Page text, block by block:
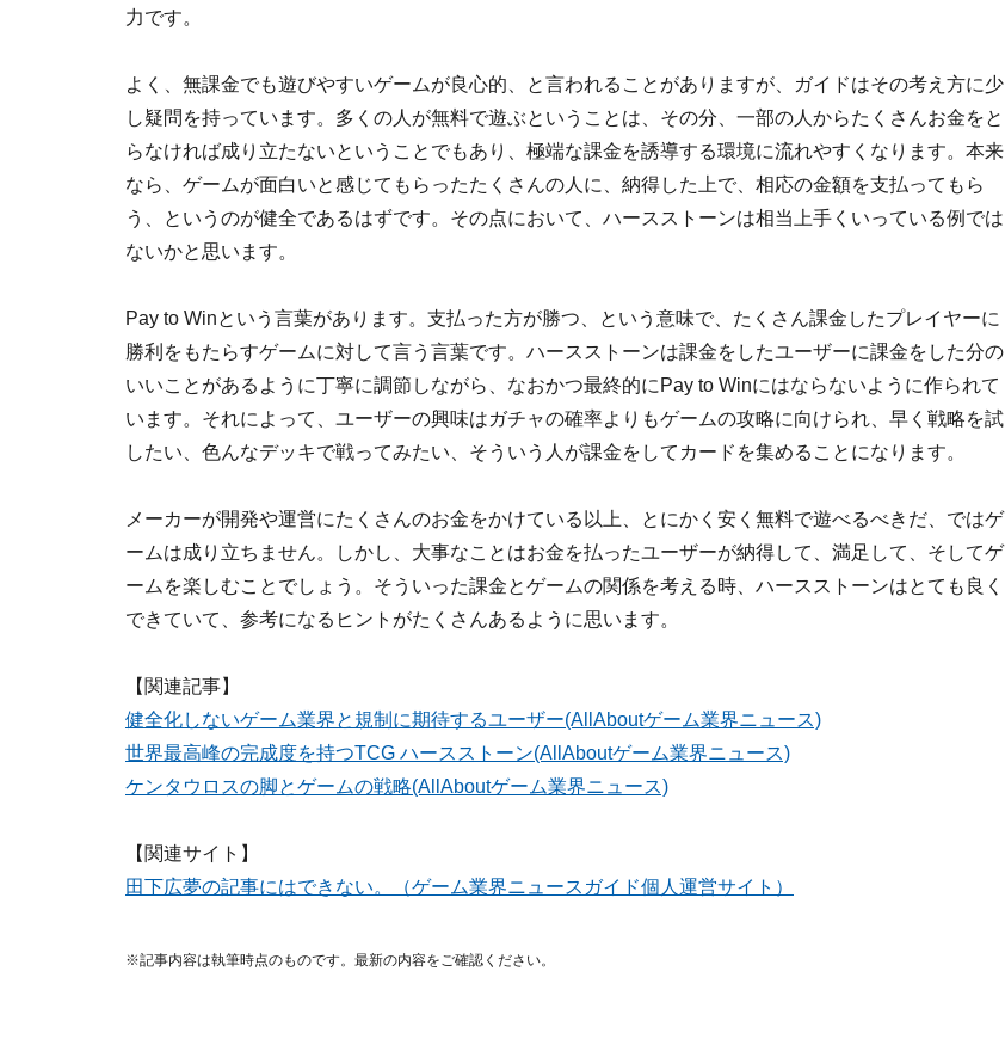
力です。
よく、無課金でも遊びやすいゲームが良心的、と言われることがありますが、ガイドはその考え方に少
し疑問を持っています。多くの人が無料で遊ぶということは、その分、一部の人からたくさんお金をと
らなければ成り立たないということでもあり、極端な課金を誘導する環境に流れやすくなります。本来
なら、ゲームが面白いと感じてもらったたくさんの人に、納得した上で、相応の金額を支払ってもら
う、というのが健全であるはずです。その点において、ハースストーンは相当上手くいっている例では
ないかと思います。
Pay to Winという言葉があります。支払った方が勝つ、という意味で、たくさん課金したプレイヤーに
勝利をもたらすゲームに対して言う言葉です。ハースストーンは課金をしたユーザーに課金をした分の
いいことがあるように丁寧に調節しながら、なおかつ最終的にPay to Winにはならないように作られて
います。それによって、ユーザーの興味はガチャの確率よりもゲームの攻略に向けられ、早く戦略を試
したい、色んなデッキで戦ってみたい、そういう人が課金をしてカードを集めることになります。
メーカーが開発や運営にたくさんのお金をかけている以上、とにかく安く無料で遊べるべきだ、ではゲ
ームは成り立ちません。しかし、大事なことはお金を払ったユーザーが納得して、満足して、そしてゲ
ームを楽しむことでしょう。そういった課金とゲームの関係を考える時、ハースストーンはとても良く
できていて、参考になるヒントがたくさんあるように思います。
【関連記事】
健全化しないゲーム業界と規制に期待するユーザー(AllAboutゲーム業界ニュース)
世界最高峰の完成度を持つTCG ハースストーン(AllAboutゲーム業界ニュース)
ケンタウロスの脚とゲームの戦略(AllAboutゲーム業界ニュース)
【関連サイト】
田下広夢の記事にはできない。（ゲーム業界ニュースガイド個人運営サイト）
※記事内容は執筆時点のものです。最新の内容をご確認ください。